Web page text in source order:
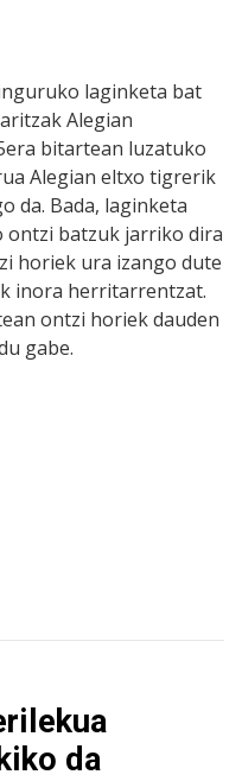
laginketa bat
Alegian
bitartean luzatuko
Alegian eltxo tigrerik
da. Bada, laginketa
batzuk jarriko dira
horiek ura izango dute
inora herritarrentzat.
ontzi horiek dauden
gabe.
da